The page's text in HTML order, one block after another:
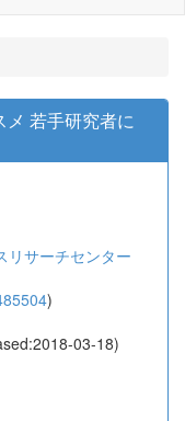
メ 若手研究者に
リサーチセンター
)
03-18)